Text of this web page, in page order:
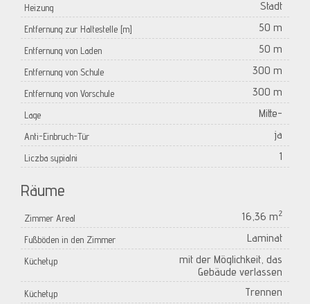
Heizung Stadt
Entfernung zur Haltestelle [m] 50 m
Entfernung von Laden 50 m
Entfernung von Schule 300 m
Entfernung von Vorschule 300 m
Lage Mitte-
Anti-Einbruch-Tür ja
Liczba sypialni 1
Räume
Zimmer Areal 16,36 m2
Fußböden in den Zimmer Laminat
Küchetyp
mit der Möglichkeit, das
Gebäude verlassen
Küchetyp Trennen